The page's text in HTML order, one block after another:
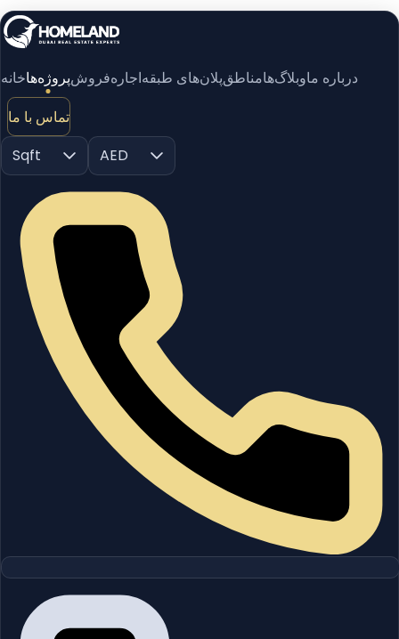
خانهپروژه‌هافروشاجارهپلان‌های طبقهمناطقوبلاگ‌هادرباره ما
تماس با ما
Sqft
AED